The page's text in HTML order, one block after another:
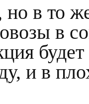
но в то
в
и в